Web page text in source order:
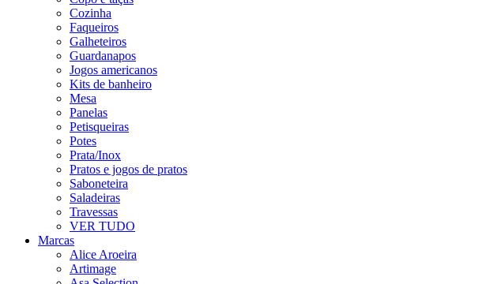
Cozinha
Faqueiros
Galheteiros
Guardanapos
Jogos americanos
Kits de banheiro
Mesa
Panelas
Petisqueiras
Potes
Prata/Inox
Pratos e jogos de pratos
Saboneteira
Saladeiras
Travessas
VER TUDO
Marcas
Alice Aroeira
Artimage